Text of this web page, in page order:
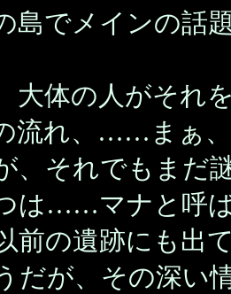
島でメインの話
大体の人がそれ
流れ、……まぁ
、それでもまだ
は……マナと呼
前の遺跡にも出
だが、その深い